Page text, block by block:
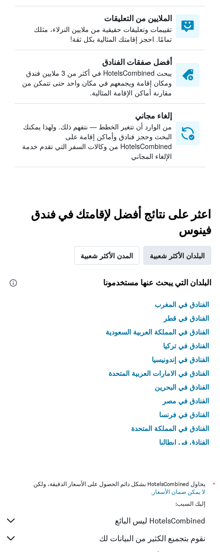
الملايين من التعليقات
تقييمات وتعليقات حقيقية من ملايين النزلاء، مثلك
تمامًا. احجز إقامتك المثالية بكل ثقة!
أفضل صفقات الفنادق
يبحث HotelsCombined في أكثر من 3 ملايين فندق
ومكان إقامة ويجمعهم في مكان واحد حتى تتمكن من
مقارنة أماكن الإقامة المثالية.
إلغاء مجاني
من الوارد أن تتغير الخطط — نتفهم ذلك. ولهذا يمكنك
البحث وحجز فنادق وأماكن إقامة على
HotelsCombined من وكالات السفر التي تقدم خدمة
الإلغاء المجاني
اعثر على نتائج أفضل لإقامتك في فندق
فينوس
البلدان الأكثر شعبية المدن الأكثر شعبية
البلدان التي يبحث عنها مستخدمونا
الفنادق في المغرب
الفنادق في قطر
الفنادق في المملكة العربية السعودية
الفنادق في تركيا
الفنادق في إندونيسيا
الفنادق في الامارات العربية المتحدة
الفنادق في البحرين
الفنادق في مصر
الفنادق في فرنسا
الفنادق في المملكة المتحدة
الفنادق في إيطاليا
*
يحاول HotelsCombined بشكل دائم الحصول على الأسعار الدقيقة، ولكن
لا يمكن ضمان الأسعار .
إليك السبب:
HotelsCombined ليس البائع
نقوم بتجميع الكثير من البيانات لك